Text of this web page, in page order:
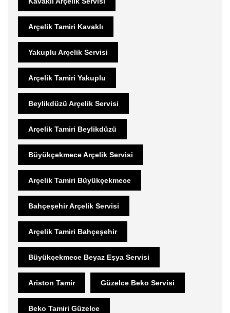
Arçelik Tamiri Kavaklı
Yakuplu Arçelik Servisi
Arçelik Tamiri Yakuplu
Beylikdüzü Arçelik Servisi
Arçelik Tamiri Beylikdüzü
Büyükçekmece Arçelik Servisi
Arçelik Tamiri Büyükçekmece
Bahçeşehir Arçelik Servisi
Arçelik Tamiri Bahçeşehir
Büyükçekmece Beyaz Eşya Servisi
Ariston Tamir Güzelce Beko Servisi
Beko Tamiri Güzelce